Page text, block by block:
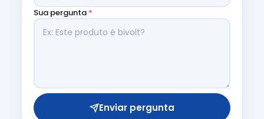
Sua pergunta *
Enviar pergunta